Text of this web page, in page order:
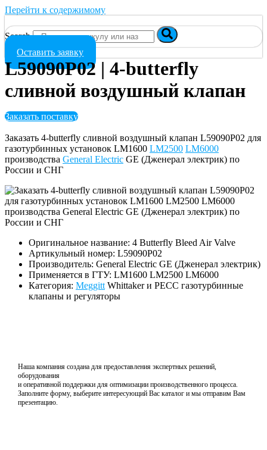
Перейти к содержимому
Search
Оставить заявку
L59090P02 | 4-butterfly
сливной воздушный клапан
Заказать поставку
Заказать 4-butterfly сливной воздушный клапан L59090P02 для
газотурбинных установок LM1600 LM2500 LM6000
производства General Electric GE (Дженерал электрик) по
России и СНГ
Оригинальное название: 4 Butterfly Bleed Air Valve
Артикульный номер: L59090P02
Производитель: General Electric GE (Дженерал электрик)
Применяется в ГТУ: LM1600 LM2500 LM6000
Категория: Meggitt Whittaker и PECC газотурбинные
клапаны и регуляторы
Наша компания создана для предоставления экспертных решений,
оборудования
и оперативной поддержки для оптимизации производственного процесса.
Заполните форму, выберите интересующий Вас каталог и мы отправим Вам
презентацию.